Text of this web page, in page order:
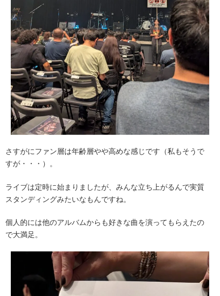
さすがにファン層は年齢層やや高めな感じです（私もそうで
すが・・・）。
ライブは定時に始まりましたが、みんな立ち上がるんで実質
スタンディングみたいなもんですね。
個人的には他のアルバムからも好きな曲を演ってもらえたの
で大満足。